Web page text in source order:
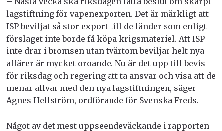
lagstiftning för vapenexporten. Det är märkligt att
ISP beviljat så stor export till de länder som enligt
förslaget inte borde få köpa krigsmateriel. Att ISP
inte drar i bromsen utan tvärtom beviljar helt nya
affärer är mycket oroande. Nu är det upp till bevis
för riksdag och regering att ta ansvar och visa att de
menar allvar med den nya lagstiftningen, säger
Agnes Hellström, ordförande för Svenska Freds.
Något av det mest uppseendeväckande i rapporten